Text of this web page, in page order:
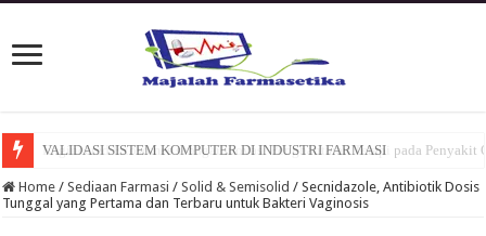
Engineered Exosomes sebagai Inovasi Penghantaran Terapi pada Penyakit
Home / Sediaan Farmasi / Solid & Semisolid / Secnidazole, Antibiotik Dosis
Tunggal yang Pertama dan Terbaru untuk Bakteri Vaginosis